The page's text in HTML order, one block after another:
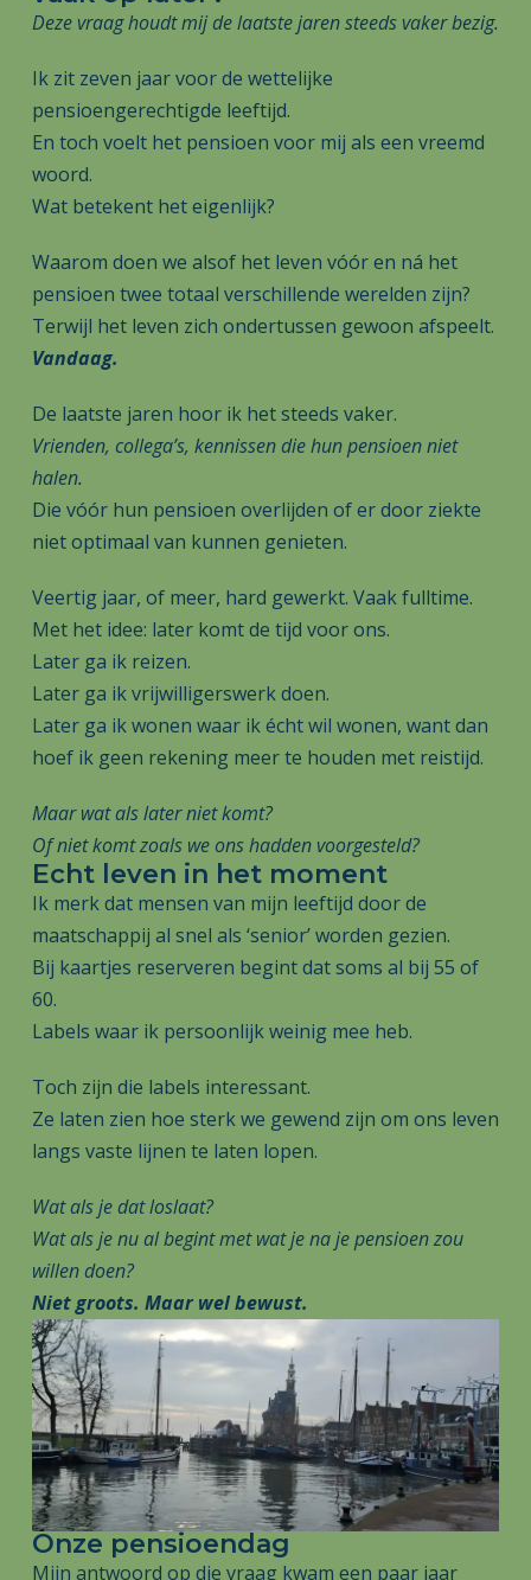
Deze vraag houdt mij de laatste jaren steeds vaker bezig.
Ik zit zeven jaar voor de wettelijke
pensioengerechtigde leeftijd.
En toch voelt het pensioen voor mij als een vreemd
woord.
Wat betekent het eigenlijk?
Waarom doen we alsof het leven vóór en ná het
pensioen twee totaal verschillende werelden zijn?
Terwijl het leven zich ondertussen gewoon afspeelt.
Vandaag.
De laatste jaren hoor ik het steeds vaker.
Vrienden, collega’s, kennissen die hun pensioen niet
halen.
Die vóór hun pensioen overlijden of er door ziekte
niet optimaal van kunnen genieten.
Veertig jaar, of meer, hard gewerkt. Vaak fulltime.
Met het idee: later komt de tijd voor ons.
Later ga ik reizen.
Later ga ik vrijwilligerswerk doen.
Later ga ik wonen waar ik écht wil wonen, want dan
hoef ik geen rekening meer te houden met reistijd.
Maar wat als later niet komt?
Of niet komt zoals we ons hadden voorgesteld?
Echt leven in het moment
Ik merk dat mensen van mijn leeftijd door de
maatschappij al snel als ‘senior’ worden gezien.
Bij kaartjes reserveren begint dat soms al bij 55 of
60.
Labels waar ik persoonlijk weinig mee heb.
Toch zijn die labels interessant.
Ze laten zien hoe sterk we gewend zijn om ons leven
langs vaste lijnen te laten lopen.
Wat als je dat loslaat?
Wat als je nu al begint met wat je na je pensioen zou
willen doen?
Niet groots. Maar wel bewust.
Onze pensioendag
Mijn antwoord op die vraag kwam een paar jaar